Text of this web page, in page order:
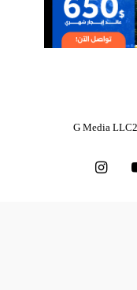
‫YouTubeانستقرام